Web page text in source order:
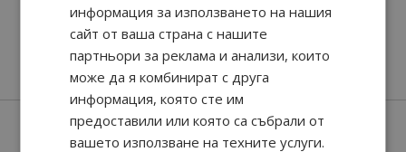
Още от Versace мъжки парфюми
информация за използването на нашия
сайт от ваша страна с нашите
партньори за реклама и анализи, които
може да я комбинират с друга
информация, която сте им
предоставили или която са събрали от
вашето използване на техните услуги.